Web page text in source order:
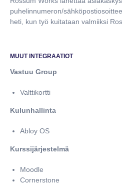
puhelinnumeron/
heti, kun työ kuitataan valmiiksi
MUUT INTEGRAATIOT
Vastuu Group
Valttikortti
Kulunhallinta
Abloy OS
Kurssijärjestelmä
Moodle
Cornerstone